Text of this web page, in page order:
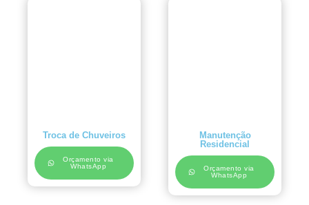
Troca de Chuveiros
Orçamento via
WhatsApp
Manutenção
Residencial
Orçamento via
WhatsApp